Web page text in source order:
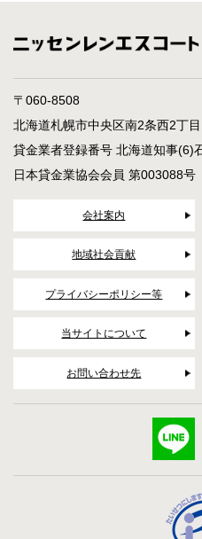
〒060-8508
北海道札幌市中央区南2条西2丁
貸金業者登録番号 北海道知事(6)
日本貸金業協会会員 第003088号
会社案内
地域社会貢献
プライバシーポリシー等
当サイトについて
お問い合わせ先